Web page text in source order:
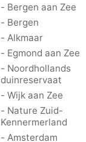
- Bergen aan Zee
- Bergen
- Alkmaar
- Egmond aan Zee
- Noordhollands
duinreservaat
- Wijk aan Zee
- Nature Zuid-
Kennermerland
- Amsterdam